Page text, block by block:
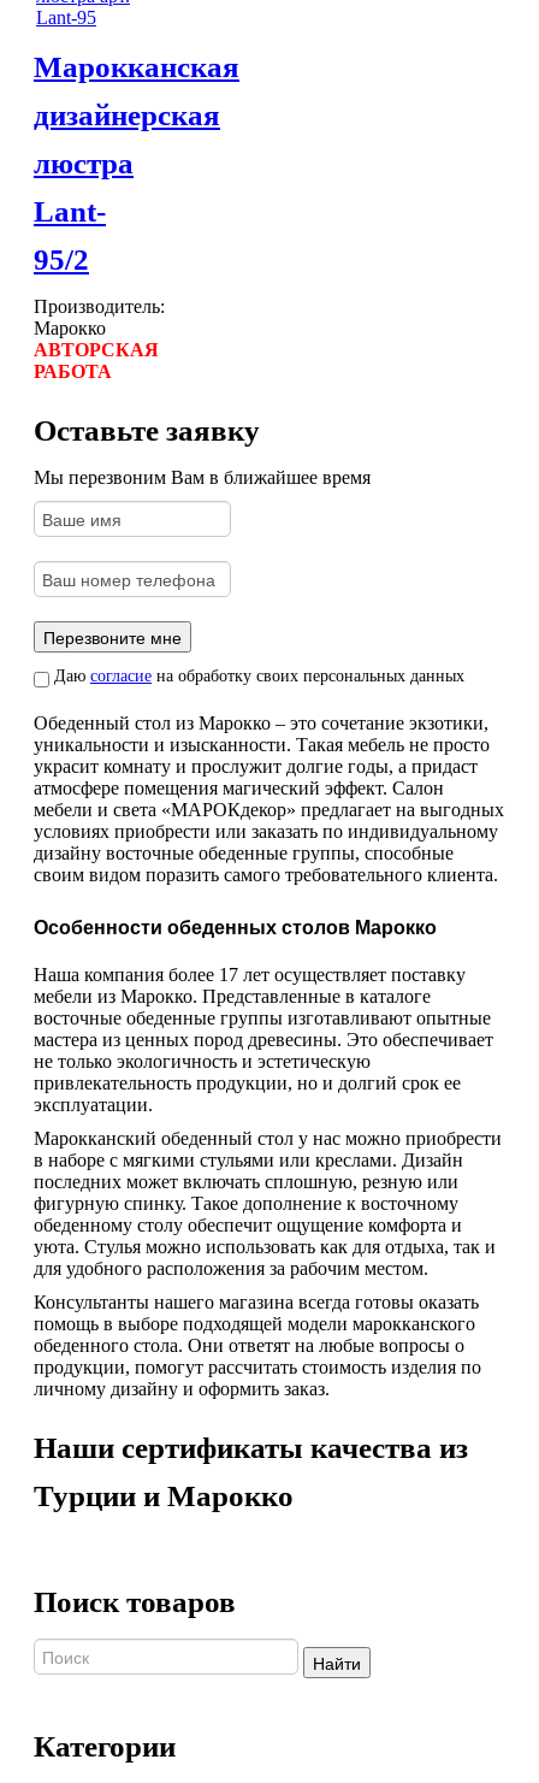
Марокканская
дизайнерская
люстра
Lant-
95/2
Производитель:
Марокко
АВТОРСКАЯ
РАБОТА
Оставьте заявку
Мы перезвоним Вам в ближайшее время
Даю согласие на обработку своих персональных данных
Обеденный стол из Марокко – это сочетание экзотики,
уникальности и изысканности. Такая мебель не просто
украсит комнату и прослужит долгие годы, а придаст
атмосфере помещения магический эффект. Салон
мебели и света «МАРОКдекор» предлагает на выгодных
условиях приобрести или заказать по индивидуальному
дизайну восточные обеденные группы, способные
своим видом поразить самого требовательного клиента.
Особенности обеденных столов Марокко
Наша компания более 17 лет осуществляет поставку
мебели из Марокко. Представленные в каталоге
восточные обеденные группы изготавливают опытные
мастера из ценных пород древесины. Это обеспечивает
не только экологичность и эстетическую
привлекательность продукции, но и долгий срок ее
эксплуатации.
Марокканский обеденный стол у нас можно приобрести
в наборе с мягкими стульями или креслами. Дизайн
последних может включать сплошную, резную или
фигурную спинку. Такое дополнение к восточному
обеденному столу обеспечит ощущение комфорта и
уюта. Стулья можно использовать как для отдыха, так и
для удобного расположения за рабочим местом.
Консультанты нашего магазина всегда готовы оказать
помощь в выборе подходящей модели марокканского
обеденного стола. Они ответят на любые вопросы о
продукции, помогут рассчитать стоимость изделия по
личному дизайну и оформить заказ.
Наши сертификаты качества из
Турции и Марокко
Поиск товаров
Найти
Категории